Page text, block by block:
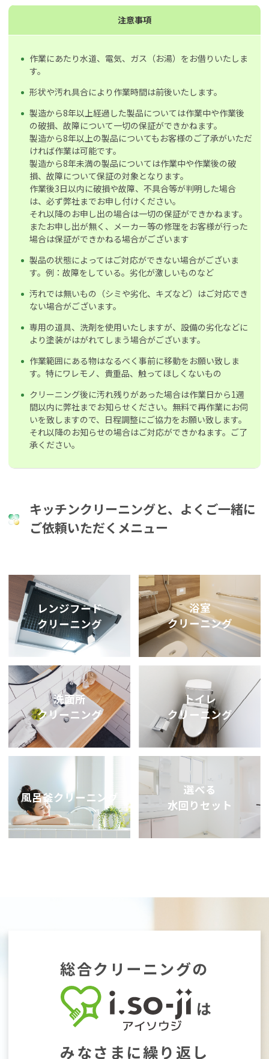
注意事項
作業にあたり水道、電気、ガス（お湯）をお借りいたしま
す。
形状や汚れ具合により作業時間は前後いたします。
製造から8年以上経過した製品については作業中や作業後
の破損、故障について一切の保証ができかねます。
製造から8年以上の製品についてもお客様のご了承がいただ
ければ作業は可能です。
製造から8年未満の製品については作業中や作業後の破
損、故障について保証の対象となります。
作業後3日以内に破損や故障、不具合等が判明した場合
は、必ず弊社までお申し付けください。
それ以降のお申し出の場合は一切の保証ができかねます。
またお申し出が無く、メーカー等の修理をお客様が行った
場合は保証ができかねる場合がございます
製品の状態によってはご対応ができない場合がございま
す。例：故障をしている。劣化が激しいものなど
汚れでは無いもの（シミや劣化、キズなど）はご対応でき
ない場合がございます。
専用の道具、洗剤を使用いたしますが、設備の劣化などに
より塗装がはがれてしまう場合がございます。
作業範囲にある物はなるべく事前に移動をお願い致しま
す。特にワレモノ、貴重品、触ってほしくないもの
クリーニング後に汚れ残りがあった場合は作業日から1週
間以内に弊社までお知らせください。無料で再作業にお伺
いを致しますので、日程調整にご協力をお願い致します。
それ以降のお知らせの場合はご対応ができかねます。ご了
承ください。
キッチンクリーニングと、よくご一緒に
ご依頼いただくメニュー
レンジフード
クリーニング
浴室
クリーニング
洗面所
クリーニング
トイレ
クリーニング
風呂釜クリーニング
選べる
水回りセット
総合クリーニングの
は
みなさまに繰り返し